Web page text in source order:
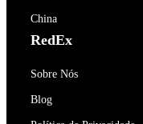
China
RedEx
Sobre Nós
Blog